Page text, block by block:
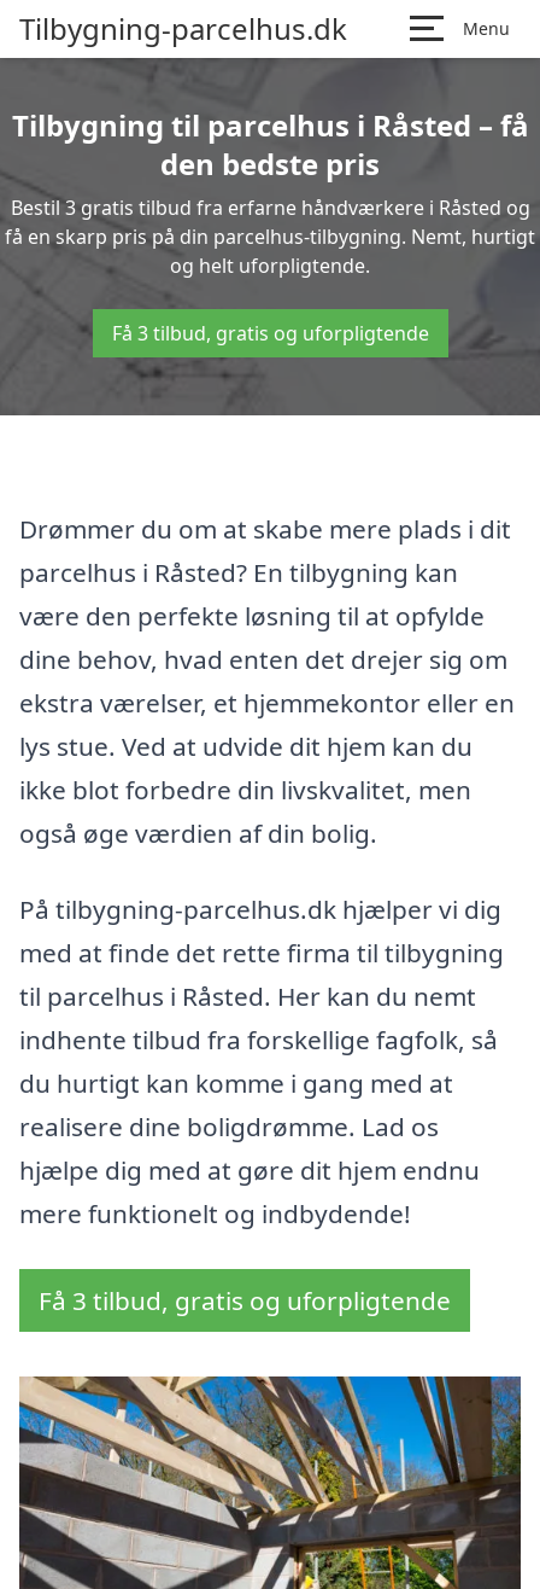
Tilbygning-parcelhus.dk Menu
Tilbygning til parcelhus i Råsted – få
den bedste pris
Bestil 3 gratis tilbud fra erfarne håndværkere i Råsted og
få en skarp pris på din parcelhus-tilbygning. Nemt, hurtigt
og helt uforpligtende.
Få 3 tilbud, gratis og uforpligtende
Drømmer du om at skabe mere plads i dit
parcelhus i Råsted? En tilbygning kan
være den perfekte løsning til at opfylde
dine behov, hvad enten det drejer sig om
ekstra værelser, et hjemmekontor eller en
lys stue. Ved at udvide dit hjem kan du
ikke blot forbedre din livskvalitet, men
også øge værdien af din bolig.
På tilbygning-parcelhus.dk hjælper vi dig
med at finde det rette firma til tilbygning
til parcelhus i Råsted. Her kan du nemt
indhente tilbud fra forskellige fagfolk, så
du hurtigt kan komme i gang med at
realisere dine boligdrømme. Lad os
hjælpe dig med at gøre dit hjem endnu
mere funktionelt og indbydende!
Få 3 tilbud, gratis og uforpligtende